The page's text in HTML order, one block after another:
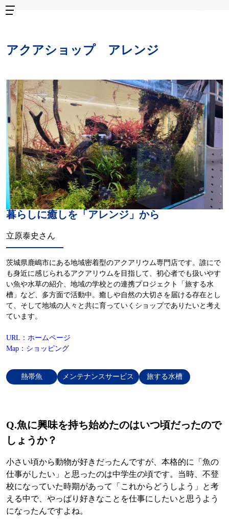
アクアショップ アレンジ
暮らしに癒しを「アレンジ」から
立原泰史さん
茨城県鹿嶋市にある地域密着型のアクアリウム専門店です。誰にで
も身近に感じられるアクアリウムを目指して、初心者でも扱いやす
い魚や水草の紹介、地域の学校との連携プロジェクト「旅する水
槽」など、多方面で活動中。癒しや自然の大切さを届ける存在とし
て、そして地域の人々と共に育っていくショップでありたいと考え
ています。
URL：ホームページ
Map：ショッピング
熱帯魚 メンテナンスサービス 旅する水槽
Q.魚に興味を持ち始めたのはいつ頃だったので
しょうか？
小さい頃から動物が好きだったんですが、本格的に「魚の
仕事がしたい」と思ったのは中学生の頃です。当時、不登
校になっていた時期があって「これからどうしよう」と考
える中で、やっぱり好きなことを仕事にしたいと思うよう
になったんですよね。